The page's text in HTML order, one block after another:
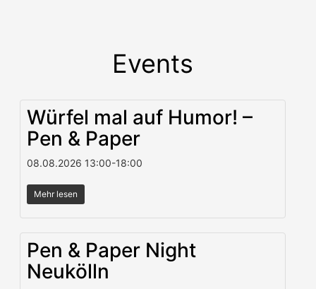
Events
Würfel mal auf Humor! –
Pen & Paper
08.08.2026 13:00-18:00
Mehr lesen
Pen & Paper Night
Neukölln